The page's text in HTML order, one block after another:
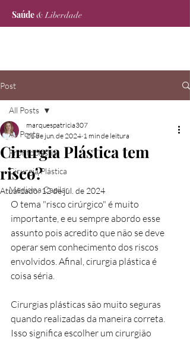
Saúde& Liberdade
Post
All Posts
Frontoplastia
Cirurgia Plástica
Medicina Capilar
All Posts
Cirurgia Plástica tem
risco?
marquespatricia307
21 de jun. de 2024 1 min de leitura
Atualizado:12 de jul. de 2024
O tema "risco cirúrgico" é muito
importante, e eu sempre abordo esse
assunto pois acredito que não se deve
operar sem conhecimento dos riscos
envolvidos. Afinal, cirurgia plástica é
coisa séria.
Cirurgias plásticas são muito seguras
quando realizadas da maneira correta.
Isso significa escolher um cirurgião